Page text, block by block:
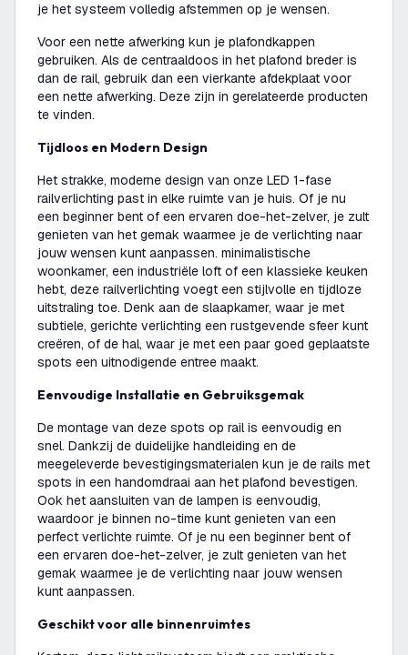
je het systeem volledig afstemmen op je wensen.
Voor een nette afwerking kun je plafondkappen
gebruiken. Als de centraaldoos in het plafond breder is
dan de rail, gebruik dan een vierkante afdekplaat voor
een nette afwerking. Deze zijn in gerelateerde producten
te vinden.
Tijdloos en Modern Design
Het strakke, moderne design van onze LED 1-fase
railverlichting past in elke ruimte van je huis. Of je nu
een beginner bent of een ervaren doe-het-zelver, je zult
genieten van het gemak waarmee je de verlichting naar
jouw wensen kunt aanpassen. minimalistische
woonkamer, een industriële loft of een klassieke keuken
hebt, deze railverlichting voegt een stijlvolle en tijdloze
uitstraling toe. Denk aan de slaapkamer, waar je met
subtiele, gerichte verlichting een rustgevende sfeer kunt
creëren, of de hal, waar je met een paar goed geplaatste
spots een uitnodigende entree maakt.
Eenvoudige Installatie en Gebruiksgemak
De montage van deze spots op rail is eenvoudig en
snel. Dankzij de duidelijke handleiding en de
meegeleverde bevestigingsmaterialen kun je de rails met
spots in een handomdraai aan het plafond bevestigen.
Ook het aansluiten van de lampen is eenvoudig,
waardoor je binnen no-time kunt genieten van een
perfect verlichte ruimte. Of je nu een beginner bent of
een ervaren doe-het-zelver, je zult genieten van het
gemak waarmee je de verlichting naar jouw wensen
kunt aanpassen.
Geschikt voor alle binnenruimtes